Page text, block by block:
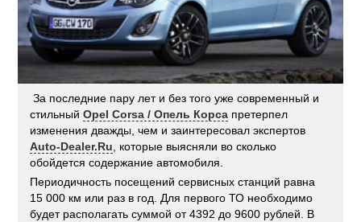
За последние пару лет и без того уже современный и
стильныйOpel Corsa / Опель Корса претерпел
изменения дважды, чем и заинтересовал экспертов
Auto-Dealer.Ru , которые выясняли во сколько
обойдется содержание автомобиля.
Периодичность посещений сервисных станций равна
15 000 км или раз в год. Для первого ТО необходимо
будет располагать суммой от 4392 до 9600 рублей. В